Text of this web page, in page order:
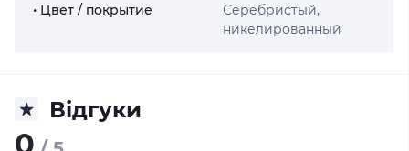
• Цвет / покрытие
Серебристый,
никелированный
Відгуки
0